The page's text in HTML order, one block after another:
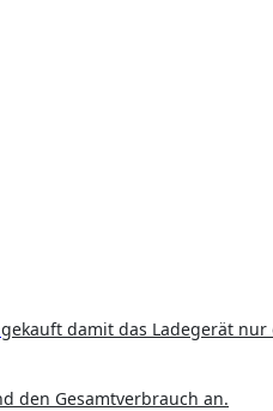
gekauft damit das Ladegerät
den Gesamtverbrauch an.